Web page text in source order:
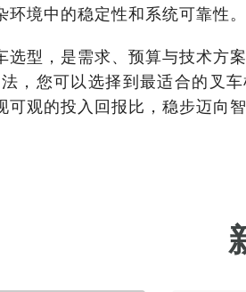
环境中的稳定性和系统可靠性。
选型，是需求、预算与技术方
，您可以选择到最适合的叉
可观的投入回报比，稳步迈向